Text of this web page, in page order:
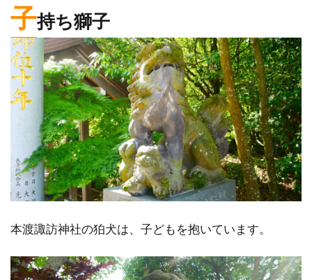
子持ち獅子
本渡諏訪神社の狛犬は、子どもを抱いています。